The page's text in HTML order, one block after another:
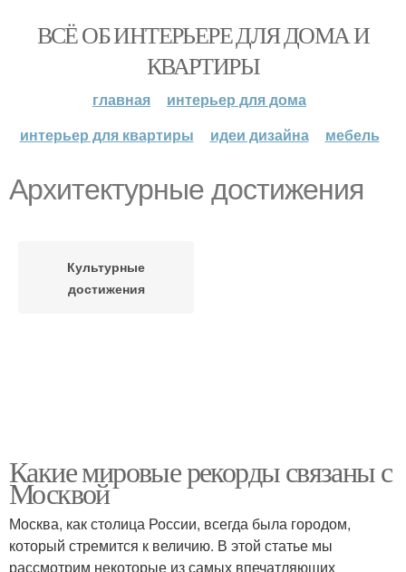
ВСЁ ОБ ИНТЕРЬЕРЕ ДЛЯ ДОМА И
КВАРТИРЫ
главная
интерьер для дома
интерьер для квартиры
идеи дизайна мебель
Архитектурные достижения
Культурные
достижения
Какие мировые рекорды связаны с
Москвой
Москва, как столица России, всегда была городом,
который стремится к величию. В этой статье мы
рассмотрим некоторые из самых впечатляющих